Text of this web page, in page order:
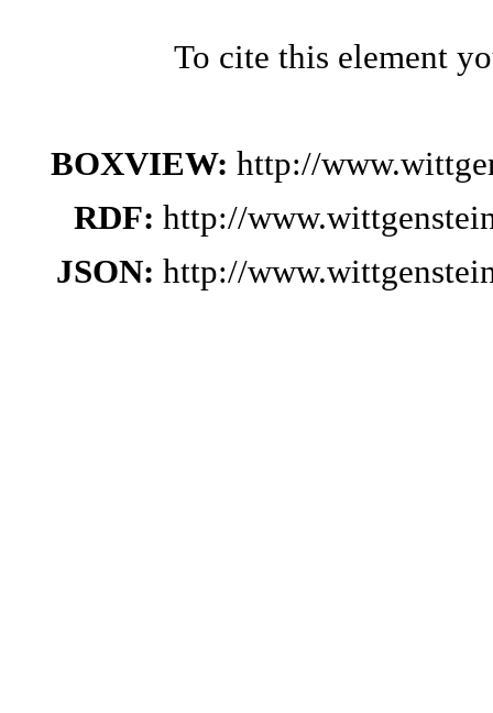
To cite this element
BOXVIEW: http://
RDF: http://
JSON: http://